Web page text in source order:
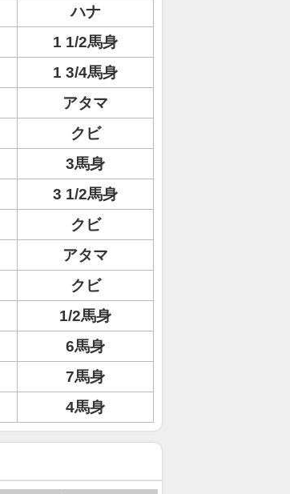
ハナ
1 1/2馬身
1 3/4馬身
アタマ
クビ
3馬身
3 1/2馬身
クビ
アタマ
クビ
1/2馬身
6馬身
7馬身
4馬身